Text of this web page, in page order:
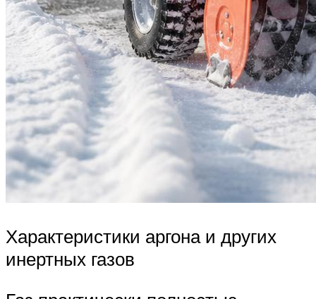
Характеристики аргона и других
инертных газов